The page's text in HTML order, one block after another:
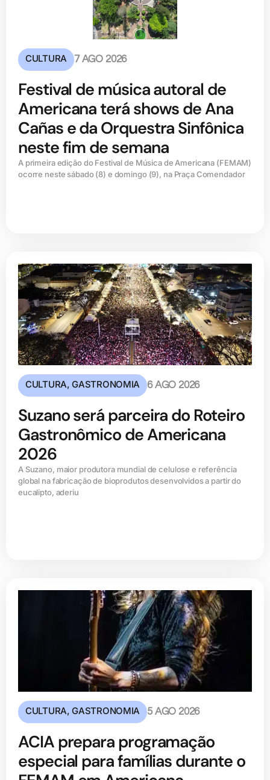
CULTURA 7 AGO 2026
Festival de música autoral de
Americana terá shows de Ana
Cañas e da Orquestra Sinfônica
neste fim de semana
A primeira edição do Festival de Música de Americana (FEMAM)
ocorre neste sábado (8) e domingo (9), na Praça Comendador
CULTURA,GASTRONOMIA 6 AGO 2026
Suzano será parceira do Roteiro
Gastronômico de Americana
2026
A Suzano, maior produtora mundial de celulose e referência
global na fabricação de bioprodutos desenvolvidos a partir do
eucalipto, aderiu
CULTURA,GASTRONOMIA 5 AGO 2026
ACIA prepara programação
especial para famílias durante o